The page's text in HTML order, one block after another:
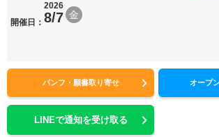
開催日：
2026
8/7 金
パンフ・願書取り寄せ オープ
LINEで通知を受け取る